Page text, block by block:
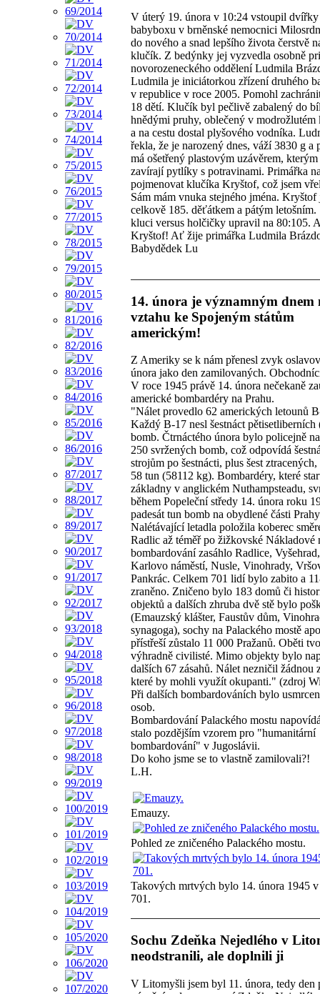
V úterý 19. února v 10:24 vstoupil dvířky
babyboxu v brněnské nemocnici
do nového a snad lepšího života čerstvě
klučík. Z bedýnky jej vyzvedla osobně
novorozeneckého oddělení Ludmila
Ludmila je iniciátorkou zřízení druhého
v republice v roce 2005. Pomohl
18 dětí. Klučík byl pečlivě zabalený do
hnědými pruhy, oblečený v modrožlutém
a na cestu dostal plyšového vodníka.
řekla, že je narozený dnes, váží 3830 g a
má ošetřený plastovým uzávěrem, kterým
zavírají pytlíky s potravinami. Primářka
pojmenovat klučíka Kryštof, což jsem
Sám mám vnuka stejného jména. Kryštof
celkově 185. děťátkem a pátým letošním.
kluci versus holčičky upravil na 80:105.
Kryštof! Ať žije primářka Ludmila
Babydědek Lu
14. února je významným dnem
vztahu ke Spojeným státům
americkým!
Z Ameriky se k nám přenesl zvyk
února jako den zamilovaných.
V roce 1945 právě 14. února nečekaně
americké bombardéry na Prahu.
"Nálet provedlo 62 amerických letounů
Každý B-17 nesl šestnáct pětisetliberních
bomb. Čtrnáctého února bylo policejně
250 svržených bomb, což odpovídá
strojům po šestnácti, plus šest ztracených,
58 tun (58112 kg). Bombardéry, které
základny v anglickém Nuthampsteadu,
během Popeleční středy 14. února roku
padesát tun bomb na obydlené části
Nalétávající letadla položila koberec
Radlic až téměř po žižkovské Nákladové
bombardování zasáhlo Radlice,
Karlovo náměstí, Nusle, Vinohrady,
Pankrác. Celkem 701 lidí bylo zabito a
zraněno. Zničeno bylo 183 domů či
objektů a dalších zhruba dvě stě bylo
(Emauzský klášter, Faustův dům,
synagoga), sochy na Palackého mostě
přístřeší zůstalo 11 000 Pražanů. Oběti
výhradně civilisté. Mimo objekty bylo
dalších 67 zásahů. Nálet nezničil žádnou
které by mohli využít okupanti." (zdroj
Při dalších bombardováních bylo
osob.
Bombardování Palackého mostu
stalo pozdějším vzorem pro "humanitární
bombardování" v Jugoslávii.
Do koho jsme se to vlastně zamilovali?!
L.H.
Emauzy.
Pohled ze zničeného Palackého mostu.
Takových mrtvých bylo 14. února 1945 v
701.
Sochu Zdeňka Nejedlého v
neodstranili, ale doplnili ji
V Litomyšli jsem byl 11. února, tedy den